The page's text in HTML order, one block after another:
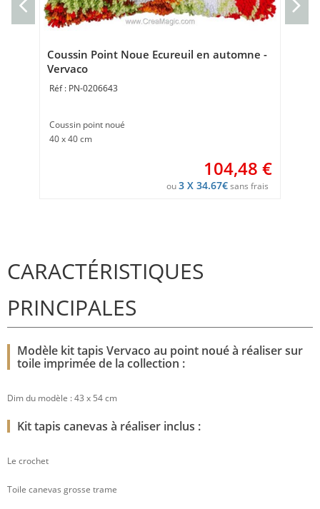
Coussin Point Noue Ecureuil en automne -
Vervaco
PN-0206643
Coussin point noué
40 x 40 cm
104,48 €
ou3 X 34.67€sans frais
CARACTÉRISTIQUES
PRINCIPALES
Modèle kit tapis Vervaco au point noué à réaliser sur
toile imprimée de la collection :
Dim du modèle : 43 x 54 cm
Kit tapis canevas à réaliser inclus :
Le crochet
Toile canevas grosse trame